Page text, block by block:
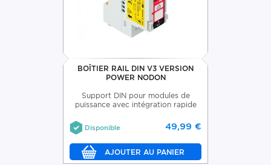
BOÎTIER RAIL DIN V3 VERSION
POWER NODON
Support DIN pour modules de
puissance avec intégration rapide
49,99 €
Disponible